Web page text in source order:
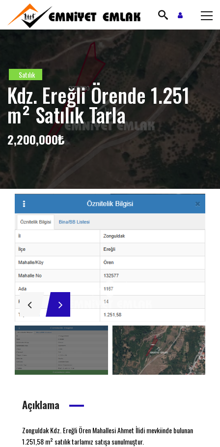
Satılık
Kdz. Ereğli Örende 1.251
m² Satılık Tarla
2,200,000₺
Açıklama
Zonguldak Kdz. Ereğli Ören Mahallesi Ahmet İlidi mevkiinde bulunan
1.251,58 m² satılık tarlamız satışa sunulmuştur.